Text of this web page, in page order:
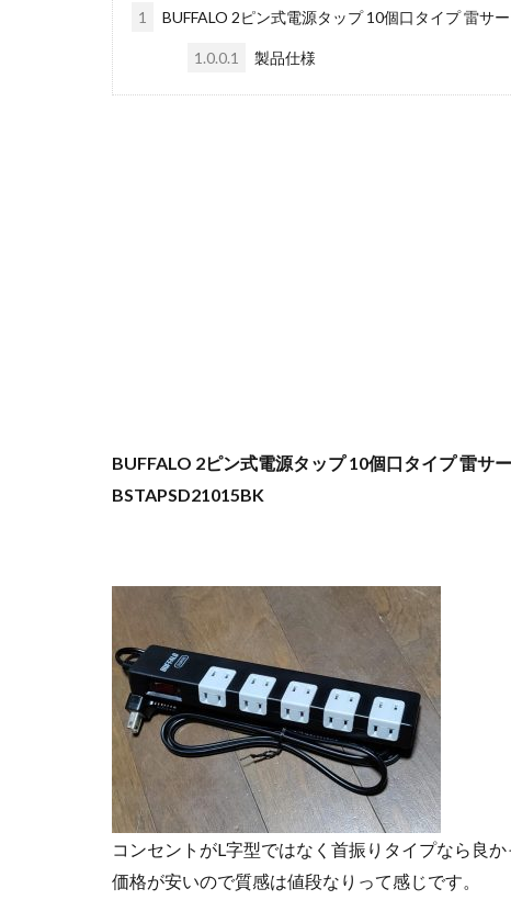
1 BUFFALO 2ピン式電源タップ 10個口タイプ 雷サ
1.0.0.1 製品仕様
BUFFALO 2ピン式電源タップ 10個口タイプ 雷サ
BSTAPSD21015BK
コンセントがL字型ではなく首振りタイプなら良か
価格が安いので質感は値段なりって感じです。